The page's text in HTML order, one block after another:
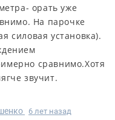
орать уже
На парочке
силовая установка).
сравнимо.Хотя
звучит.
6 лет назад